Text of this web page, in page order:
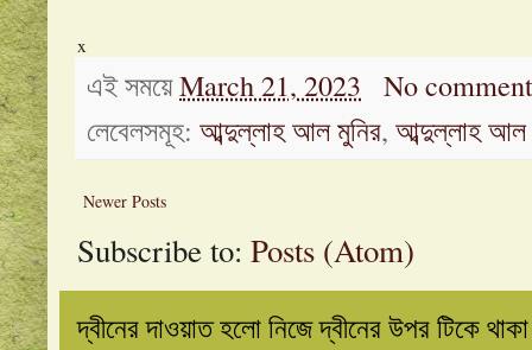
x
এই সময়েMarch 21, 2023
No
লেবেলসমূহ: আব্দুল্লাহ আল মুনির, আব্দুল্লাহ আল
Newer Posts
Subscribe to: Posts (Atom)
দ্বীনের দাওয়াত হলো নিজে দ্বীনের উপর টিকে